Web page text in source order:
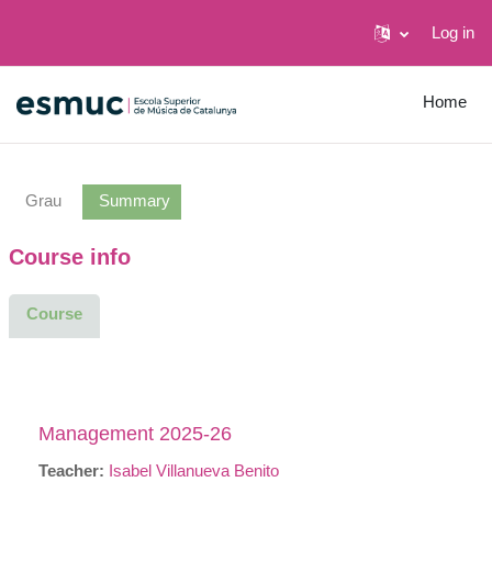
Log in
Home
Grau Summary
Course info
Course
Management 2025-26
Teacher: Isabel Villanueva Benito